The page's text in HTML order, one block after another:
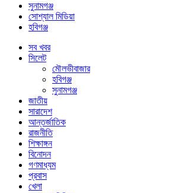
সুনামগঞ্জ
সোশ্যাল মিডিয়া
হবিগঞ্জ
সব খবর
সিলেট
মৌলভীবাজার
হবিগঞ্জ
সুনামগঞ্জ
জাতীয়
সারাদেশ
আন্তর্জাতিক
রাজনীতি
শিক্ষাঙ্গন
বিনোদন
গণমাধ্যম
প্রবাস
খেলা